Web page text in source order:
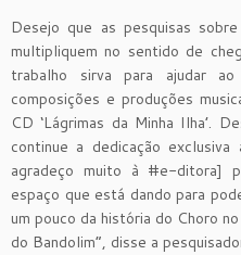
Desejo que as pesquisas
multipliquem no sentido de
trabalho sirva para ajudar
composições e produções
CD ‘Lágrimas da Minha Ilha’.
continue a dedicação
agradeço muito à #e-ditora]
espaço que está dando para
um pouco da história do Choro
do Bandolim”, disse a